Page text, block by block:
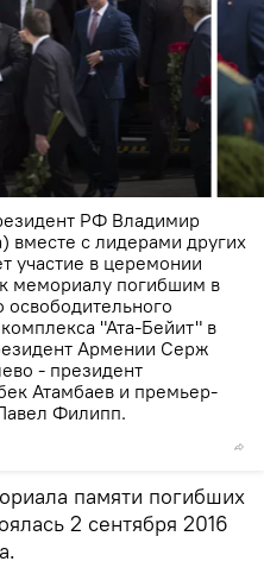
РФ Владимир
вместе с лидерами других
участие в церемонии
мемориалу погибшим в
"Ата-Бейит" в
Армении Серж
- президент
Атамбаев и премьер-
Филипп.
памяти погибших
2 сентября 2016